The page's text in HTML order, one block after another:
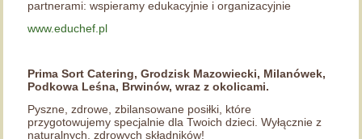
partnerami: wspieramy edukacyjnie i organizacyjnie
www.educhef.pl
Prima Sort Catering, Grodzisk Mazowiecki, Milanówek,
Podkowa Leśna, Brwinów, wraz z okolicami.
Pyszne, zdrowe, zbilansowane posiłki, które
przygotowujemy specjalnie dla Twoich dzieci. Wyłącznie z
naturalnych, zdrowych składników!